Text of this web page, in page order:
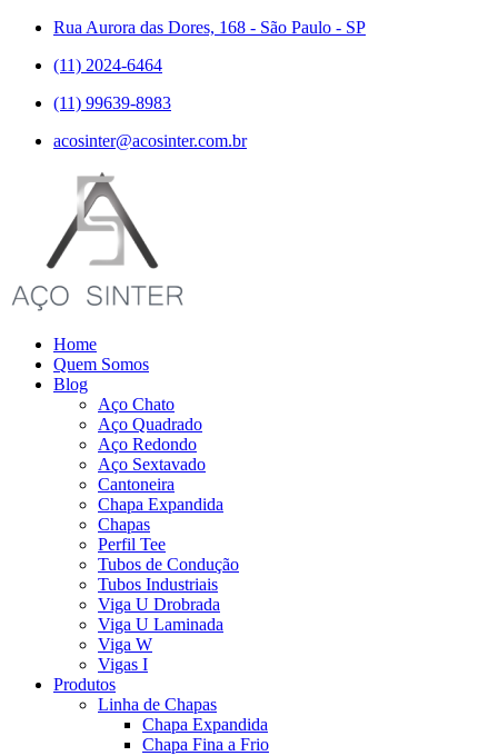
Rua Aurora das Dores, 168 - São Paulo - SP
(11) 2024-6464
(11) 99639-8983
acosinter@acosinter.com.br
Home
Quem Somos
Blog
Aço Chato
Aço Quadrado
Aço Redondo
Aço Sextavado
Cantoneira
Chapa Expandida
Chapas
Perfil Tee
Tubos de Condução
Tubos Industriais
Viga U Drobrada
Viga U Laminada
Viga W
Vigas I
Produtos
Linha de Chapas
Chapa Expandida
Chapa Fina a Frio